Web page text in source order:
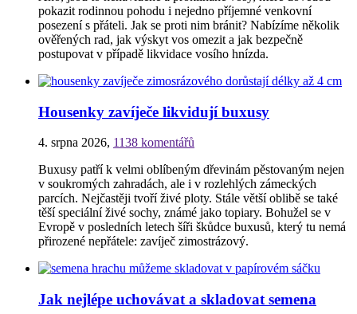
pokazit rodinnou pohodu i nejedno příjemné venkovní
posezení s přáteli. Jak se proti nim bránit? Nabízíme několik
ověřených rad, jak výskyt vos omezit a jak bezpečně
postupovat v případě likvidace vosího hnízda.
Housenky zavíječe likvidují buxusy
4. srpna 2026, 1138 komentářů
Buxusy patří k velmi oblíbeným dřevinám pěstovaným nejen
v soukromých zahradách, ale i v rozlehlých zámeckých
parcích. Nejčastěji tvoří živé ploty. Stále větší oblibě se také
těší speciální živé sochy, známé jako topiary. Bohužel se v
Evropě v posledních letech šíři škůdce buxusů, který tu nemá
přirozené nepřátele: zavíječ zimostrázový.
Jak nejlépe uchovávat a skladovat semena